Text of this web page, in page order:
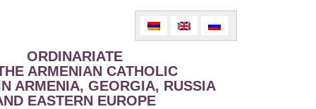
ORDINARIATE
ARMENIAN CATHOLIC
ARMENIA, GEORGIA, RUSSIA
EASTERN EUROPE